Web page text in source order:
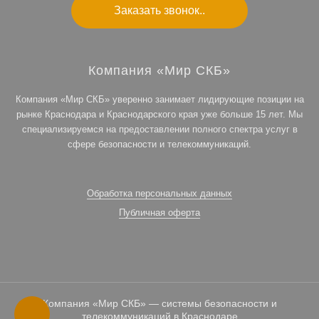
Заказать звонок..
Компания «Мир СКБ»
Компания «Мир СКБ» уверенно занимает лидирующие позиции на
рынке Краснодара и Краснодарского края уже больше 15 лет. Мы
специализируемся на предоставлении полного спектра услуг в
сфере безопасности и телекоммуникаций.
Обработка персональных данных
Публичная оферта
Компания «Мир СКБ» — системы безопасности и
телекоммуникаций в Краснодаре